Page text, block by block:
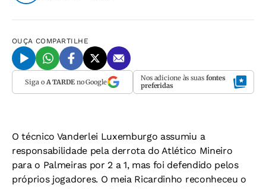
OUÇA COMPARTILHE
Siga o A TARDEno Google Nos adicione às suas fontes
preferidas
O técnico Vanderlei Luxemburgo assumiu a
responsabilidade pela derrota do Atlético Mineiro
para o Palmeiras por 2 a 1, mas foi defendido pelos
próprios jogadores. O meia Ricardinho reconheceu o